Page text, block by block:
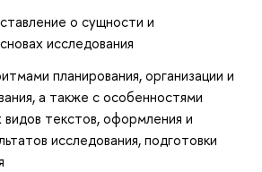
о сущности и
исследования
планирования, организации и
а также с особенностями
видов текстов, оформления и
исследования, подготовки